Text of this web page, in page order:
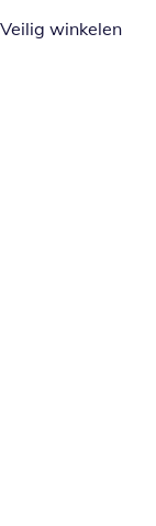
Veilig winkelen